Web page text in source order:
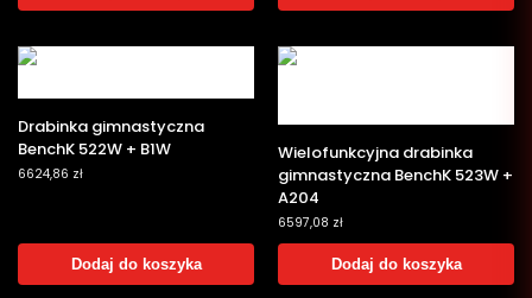
Drabinka gimnastyczna
BenchK 522W + B1W
6624,86 zł
Dodaj do koszyka
Wielofunkcyjna drabinka
gimnastyczna BenchK 523W +
A204
6597,08 zł
Dodaj do koszyka